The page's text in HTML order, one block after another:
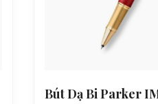
Bút Dạ Bi Parker